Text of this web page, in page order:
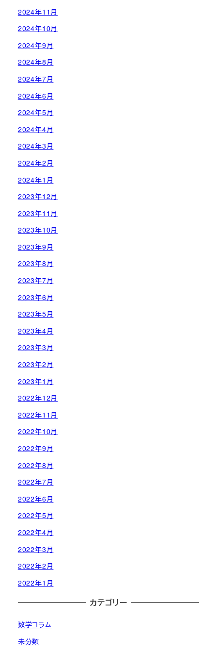
2024年11月
2024年10月
2024年9月
2024年8月
2024年7月
2024年6月
2024年5月
2024年4月
2024年3月
2024年2月
2024年1月
2023年12月
2023年11月
2023年10月
2023年9月
2023年8月
2023年7月
2023年6月
2023年5月
2023年4月
2023年3月
2023年2月
2023年1月
2022年12月
2022年11月
2022年10月
2022年9月
2022年8月
2022年7月
2022年6月
2022年5月
2022年4月
2022年3月
2022年2月
2022年1月
カテゴリー
数学コラム
未分類